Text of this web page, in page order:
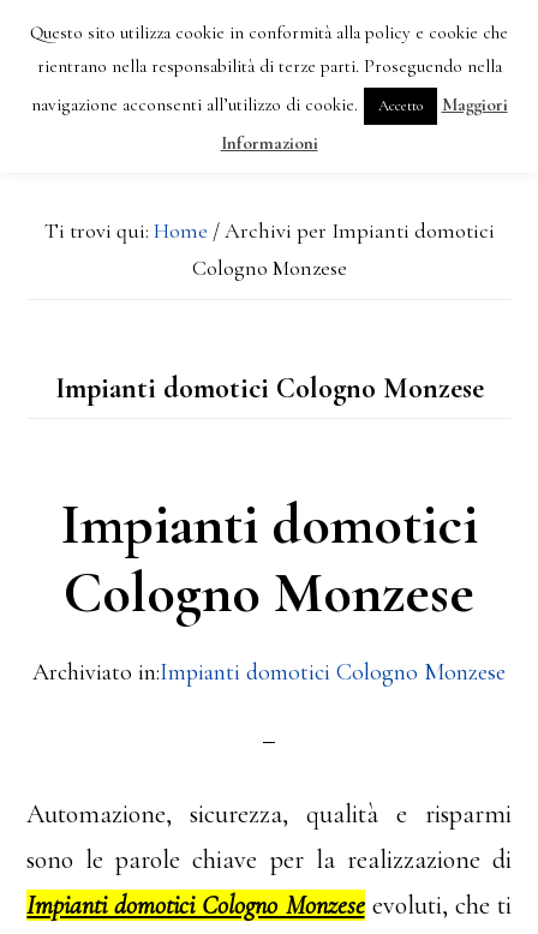
Passa
contenuto
Passa
barra
MENU
Ti trovi qui: Home /Archivi per Impianti domotici
Cologno Monzese
Impianti domotici Cologno Monzese
Impianti domotici
Cologno Monzese
Archiviato in:Impianti domotici Cologno Monzese
Automazione, sicurezza, qualità e risparmi
sono le parole chiave per la realizzazione di
Impianti domotici Cologno Monzeseevoluti, che ti
Questo sito utilizza cookie in conformità alla policy e cookie che
rientrano nella responsabilità di terze parti. Proseguendo nella
navigazione acconsenti all’utilizzo di cookie.
Accetto
Maggiori
Informazioni